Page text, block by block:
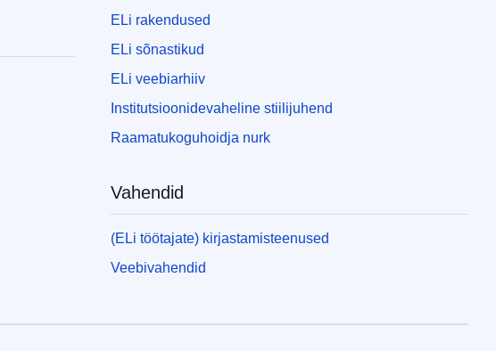
ELi rakendused
ELi sõnastikud
ELi veebiarhiiv
Institutsioonidevaheline stiilijuhend
Raamatukoguhoidja nurk
Vahendid
(ELi töötajate) kirjastamisteenused
Veebivahendid